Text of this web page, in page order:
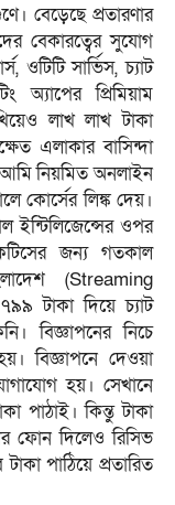
বেড়েছে প্রতারণার
বেকারত্বের সুযোগ
ওটিটি সার্ভিস, চ্যাট
অ্যাপের প্রিমিয়াম
লাখ লাখ টাকা
এলাকার বাসিন্দা
আমি নিয়মিত অনলাইন
কোর্সের লিঙ্ক দেয়।
ইন্টিলিজেন্সের ওপর
জন্য গতকাল
(Streaming
টাকা দিয়ে চ্যাট
বিজ্ঞাপনের নিচে
বিজ্ঞাপনে দেওয়া
হয়। সেখানে
পাঠাই। কিন্তু টাকা
ফোন দিলেও রিসিভ
পাঠিয়ে প্রতারিত